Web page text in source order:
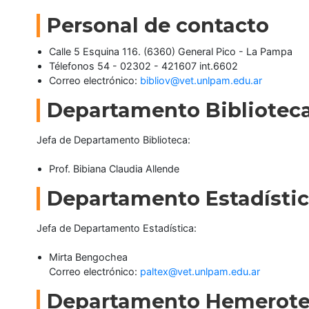
Personal de contacto
Calle 5 Esquina 116. (6360) General Pico - La Pampa
Télefonos 54 - 02302 - 421607 int.6602
Correo electrónico: bibliov@vet.unlpam.edu.ar
Departamento
Jefa de Departamento Biblioteca:
Prof. Bibiana Claudia Allende
Departamento
Jefa de Departamento Estadística:
Mirta Bengochea
Correo electrónico: paltex@vet.unlpam.edu.ar
Departamento